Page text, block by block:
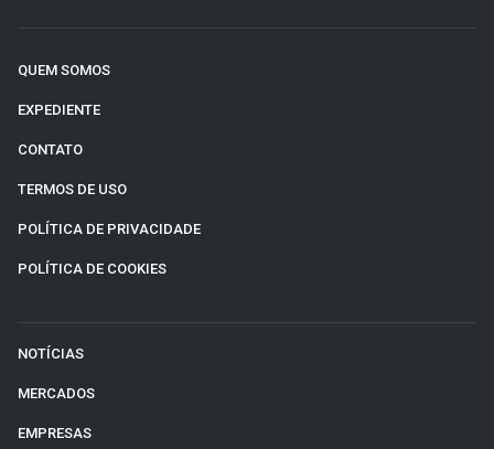
QUEM SOMOS
EXPEDIENTE
CONTATO
TERMOS DE USO
POLÍTICA DE PRIVACIDADE
POLÍTICA DE COOKIES
NOTÍCIAS
MERCADOS
EMPRESAS